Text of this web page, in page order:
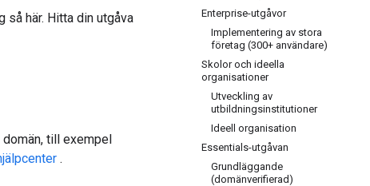
Enterprise-utgåvor
Implementering av stora
företag (300+ användare)
Skolor och ideella
organisationer
Utveckling av
utbildningsinstitutioner
Ideell organisation
Essentials-utgåvan
Grundläggande
(domänverifierad)
så här. Hitta din utgåva
till exempel
.